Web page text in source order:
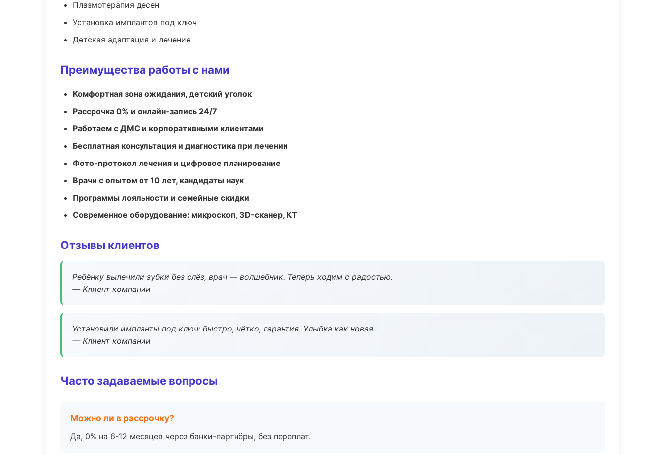
Плазмотерапия десен
Установка имплантов под ключ
Детская адаптация и лечение
Преимущества работы с нами
Комфортная зона ожидания, детский уголок
Рассрочка 0% и онлайн-запись 24/7
Работаем с ДМС и корпоративными клиентами
Бесплатная консультация и диагностика при лечении
Фото-протокол лечения и цифровое планирование
Врачи с опытом от 10 лет, кандидаты наук
Программы лояльности и семейные скидки
Современное оборудование: микроскоп, 3D-сканер, КТ
Отзывы клиентов
Ребёнку вылечили зубки без слёз, врач — волшебник. Теперь ходим с радостью.
— Клиент компании
Установили импланты под ключ: быстро, чётко, гарантия. Улыбка как новая.
— Клиент компании
Часто задаваемые вопросы
Можно ли в рассрочку?
Да, 0% на 6-12 месяцев через банки-партнёры, без переплат.